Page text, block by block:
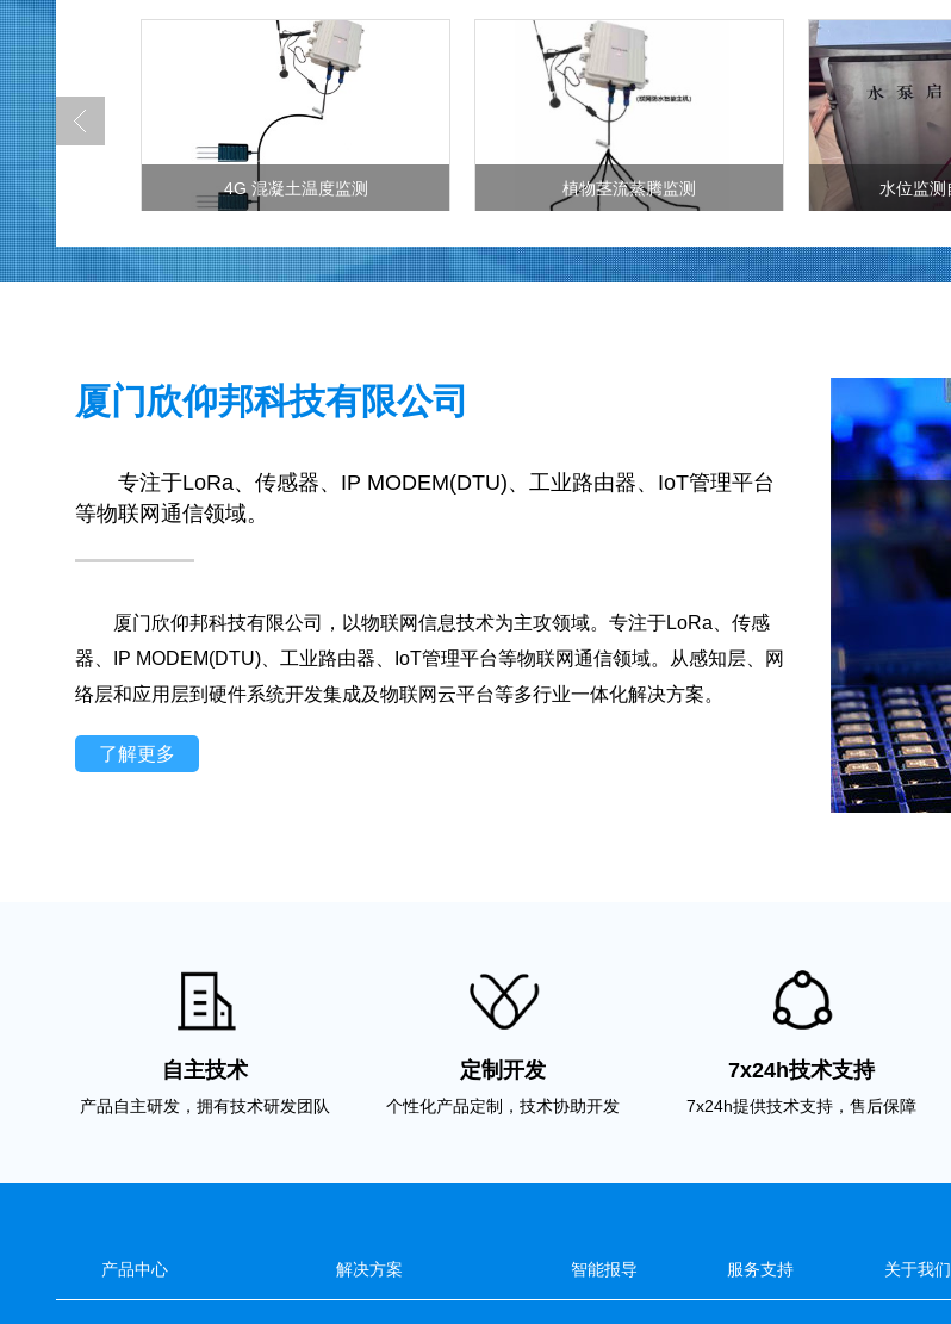
4G 混凝土温度监测 植物茎流蒸腾监测 水位监测自动排水系统
厦门欣仰邦科技有限公司
专注于LoRa、传感器、IP MODEM(DTU)、工业路由器、IoT管理平台
等物联网通信领域。
厦门欣仰邦科技有限公司，以物联网信息技术为主攻领域。专注于LoRa、传感
器、IP MODEM(DTU)、工业路由器、IoT管理平台等物联网通信领域。从感知层、网
络层和应用层到硬件系统开发集成及物联网云平台等多行业一体化解决方案。
了解更多
自主技术
产品自主研发，拥有技术研发团队
定制开发
个性化产品定制，技术协助开发
7x24h技术支持
7x24h提供技术支持，售后保障
产品中心 解决方案 智能报导 服务支持 关于我们